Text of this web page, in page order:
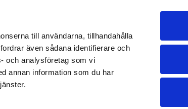
till användarna, tillhandahålla
även sådana identifierare och
och analysföretag som vi
annan information som du har